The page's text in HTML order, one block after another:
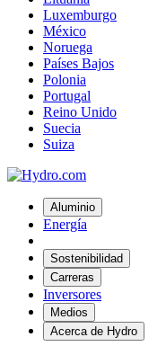
Luxemburgo
México
Noruega
Países Bajos
Polonia
Portugal
Reino Unido
Suecia
Suiza
Aluminio
Energía
Sostenibilidad
Carreras
Inversores
Medios
Acerca de Hydro